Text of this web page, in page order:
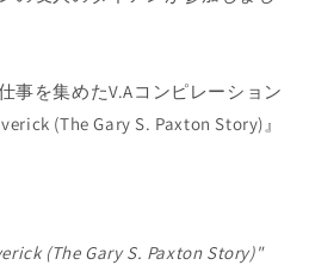
事を集めたV.Aコンピレーション
(The Gary S. Paxton Story)』
(The Gary S. Paxton Story)"